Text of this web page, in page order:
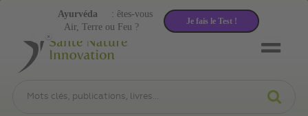
Air, Terre ou Feu ?
Ayurvéda : êtes-vous
Je fais le Test !